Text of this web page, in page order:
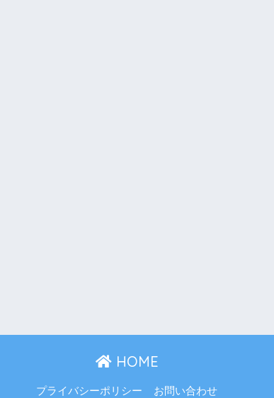
HOME
プライバシーポリシー お問い合わせ